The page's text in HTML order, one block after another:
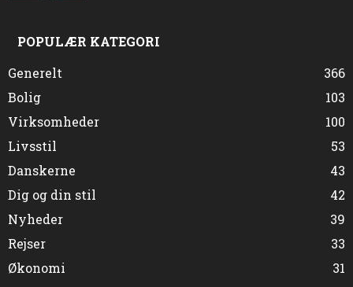
POPULÆR KATEGORI
Generelt
366
Bolig
103
Virksomheder
100
Livsstil
53
Danskerne
43
Dig og din stil
42
Nyheder
39
Rejser
33
Økonomi
31